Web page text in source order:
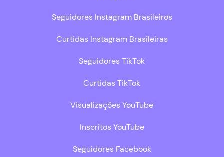
Seguidores Instagram Brasileiros
Curtidas Instagram Brasileiras
Seguidores TikTok
Curtidas TikTok
Visualizações YouTube
Inscritos YouTube
Seguidores Facebook